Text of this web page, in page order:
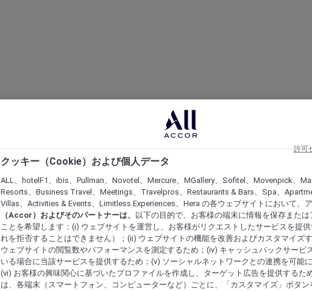
クッキー（Cookie）および個人データ
ALL、hotelF1、ibis、Pullman、Novotel、Mercure、MGallery、Sofitel、Movenpick、
Resorts、Business Travel、Meetings、Travelpros、Restaurants & Bars、Spa、
Villas、Activities & Events、Limitless Experiences、Hera の各ウェブサイトにおいて、
（Accor）およびそのパートナーは、
以下の目的で、お客様の端末に情報を保存または
ことを希望します：(i) ウェブサイトを運営し、お客様がリクエストしたサービスを提供
れを拒否することはできません）；(ii) ウェブサイトの機能を改善およびカスタマイズ
ウェブサイトの閲覧数やパフォーマンスを測定するため；(iv) キャッシュバックサービ
いる場合に当該サービスを提供するため；(v) ソーシャルネットワークとの連携を可能
(vi) お客様の興味関心に基づいたプロファイルを作成し、ターゲット広告を提供するた
は、各端末（スマートフォン、コンピューターなど）ごとに、「カスタマイズ」ボタン
許可